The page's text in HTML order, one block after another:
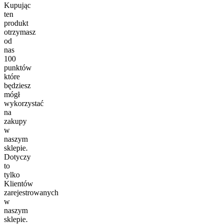
Kupując
ten
produkt
otrzymasz
od
nas
100
punktów
które
będziesz
mógł
wykorzystać
na
zakupy
w
naszym
sklepie.
Dotyczy
to
tylko
Klientów
zarejestrowanych
w
naszym
sklepie.